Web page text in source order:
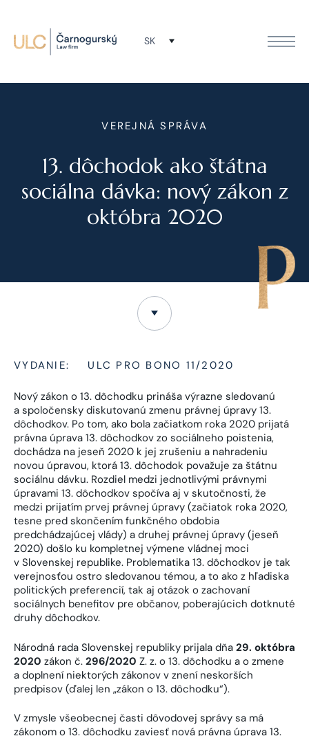
SK
VEREJNÁ SPRÁVA
13. dôchodok ako štátna
sociálna dávka: nový zákon z
októbra 2020
VYDANIE: ULC PRO BONO 11/2020
Nový zákon o 13. dôchodku prináša výrazne sledovanú
a spoločensky diskutovanú zmenu právnej úpravy 13.
dôchodkov. Po tom, ako bola začiatkom roka 2020 prijatá
právna úprava 13. dôchodkov zo sociálneho poistenia,
dochádza na jeseň 2020 k jej zrušeniu a nahradeniu
novou úpravou, ktorá 13. dôchodok považuje za štátnu
sociálnu dávku. Rozdiel medzi jednotlivými právnymi
úpravami 13. dôchodkov spočíva aj v skutočnosti, že
medzi prijatím prvej právnej úpravy (začiatok roka 2020,
tesne pred skončením funkčného obdobia
predchádzajúcej vlády) a druhej právnej úpravy (jeseň
2020) došlo ku kompletnej výmene vládnej moci
v Slovenskej republike. Problematika 13. dôchodkov je tak
verejnosťou ostro sledovanou témou, a to ako z hľadiska
politických preferencií, tak aj otázok o zachovaní
sociálnych benefitov pre občanov, poberajúcich dotknuté
druhy dôchodkov.
Národná rada Slovenskej republiky prijala dňa 29. októbra
2020 zákon č. 296/2020 Z. z. o 13. dôchodku a o zmene
a doplnení niektorých zákonov v znení neskorších
predpisov (ďalej len „zákon o 13. dôchodku“).
V zmysle všeobecnej časti dôvodovej správy sa má
zákonom o 13. dôchodku zaviesť nová právna úprava 13.